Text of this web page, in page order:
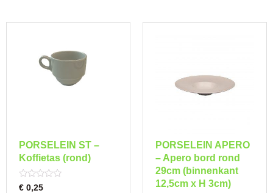
PORSELEIN ST –
Koffietas (rond)
Rated
€ 0,25
PORSELEIN APERO
– Apero bord rond
29cm (binnenkant
12,5cm x H 3cm)